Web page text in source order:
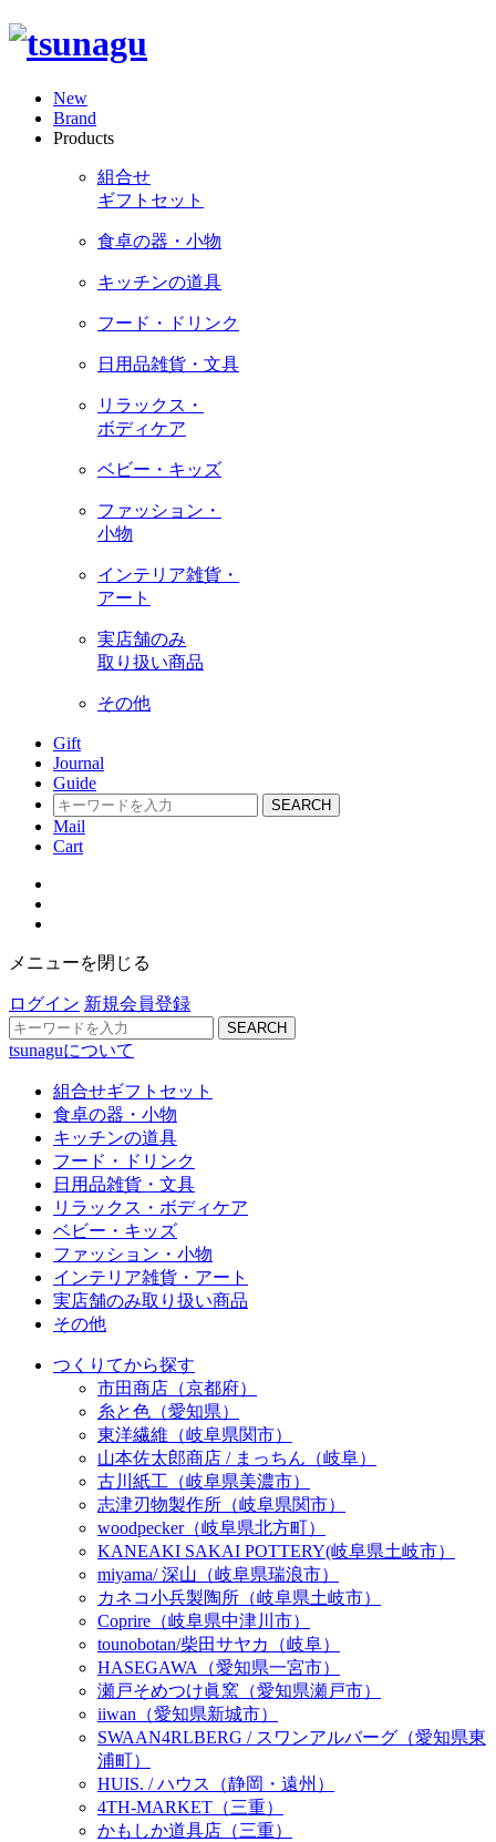
New
Brand
Products
組合せ
ギフトセット
食卓の器・小物
キッチンの道具
フード・ドリンク
日用品雑貨・文具
リラックス・
ボディケア
ベビー・キッズ
ファッション・
小物
インテリア雑貨・
アート
実店舗のみ
取り扱い商品
その他
Gift
Journal
Guide
SEARCH
Mail
Cart
メニューを閉じる
ログイン 新規会員登録
SEARCH
tsunaguについて
組合せギフトセット
食卓の器・小物
キッチンの道具
フード・ドリンク
日用品雑貨・文具
リラックス・ボディケア
ベビー・キッズ
ファッション・小物
インテリア雑貨・アート
実店舗のみ取り扱い商品
その他
つくりてから探す
市田商店（京都府）
糸と色（愛知県）
東洋繊維（岐阜県関市）
山本佐太郎商店 / まっちん（岐阜）
古川紙工（岐阜県美濃市）
志津刃物製作所（岐阜県関市）
woodpecker（岐阜県北方町）
KANEAKI SAKAI POTTERY(岐阜県土岐市）
miyama/ 深山（岐阜県瑞浪市）
カネコ小兵製陶所（岐阜県土岐市）
Coprire（岐阜県中津川市）
tounobotan/柴田サヤカ（岐阜）
HASEGAWA（愛知県一宮市）
瀬戸そめつけ眞窯（愛知県瀬戸市）
iiwan（愛知県新城市）
SWAAN4RLBERG / スワンアルバーグ（愛知県東
浦町）
HUIS. / ハウス（静岡・遠州）
4TH-MARKET（三重）
かもしか道具店（三重）